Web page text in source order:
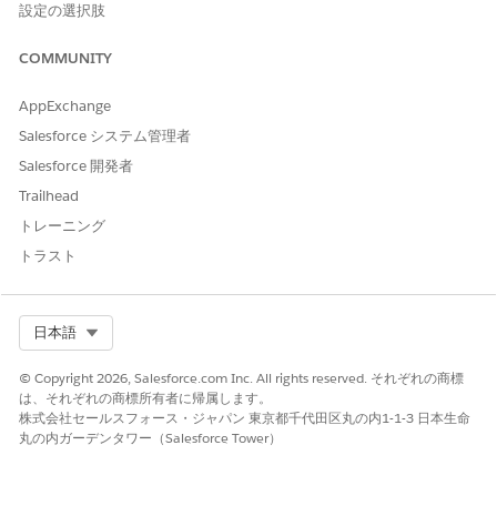
設定の選択肢
COMMUNITY
AppExchange
Salesforce システム管理者
Salesforce 開発者
Trailhead
トレーニング
トラスト
日本語
© Copyright 2026, Salesforce.com Inc. All rights reserved. それぞれの商標
は、それぞれの商標所有者に帰属します。
株式会社セールスフォース・ジャパン 東京都千代田区丸の内1-1-3 日本生命
丸の内ガーデンタワー（Salesforce Tower）